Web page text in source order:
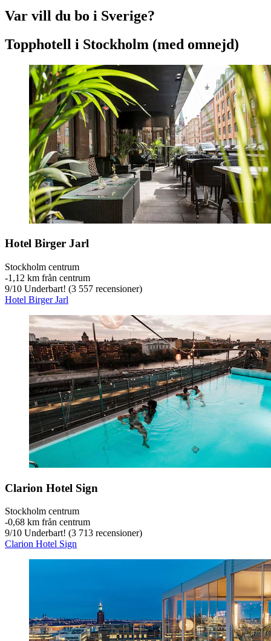
Var vill du bo i Sverige?
Topphotell i Stockholm (med omnejd)
Hotel Birger Jarl
Stockholm centrum
‐1,12 km från centrum
9/10 Underbart! (3 557 recensioner)
Hotel Birger Jarl
Clarion Hotel Sign
Stockholm centrum
‐0,68 km från centrum
9/10 Underbart! (3 713 recensioner)
Clarion Hotel Sign